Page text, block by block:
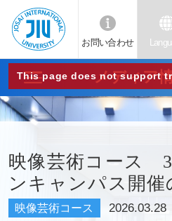
JIU
城西
国際
大学
お問い合わせ
This page does not support
メディア
映像芸術コース
ンキャンパス開催
映像芸術コース 2026.03.28